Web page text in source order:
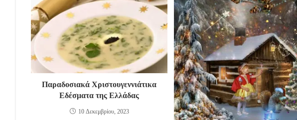
Παραδοσιακά Χριστουγεννιάτικα
Εδέσματα της Ελλάδας
10 Δεκεμβρίου, 2023